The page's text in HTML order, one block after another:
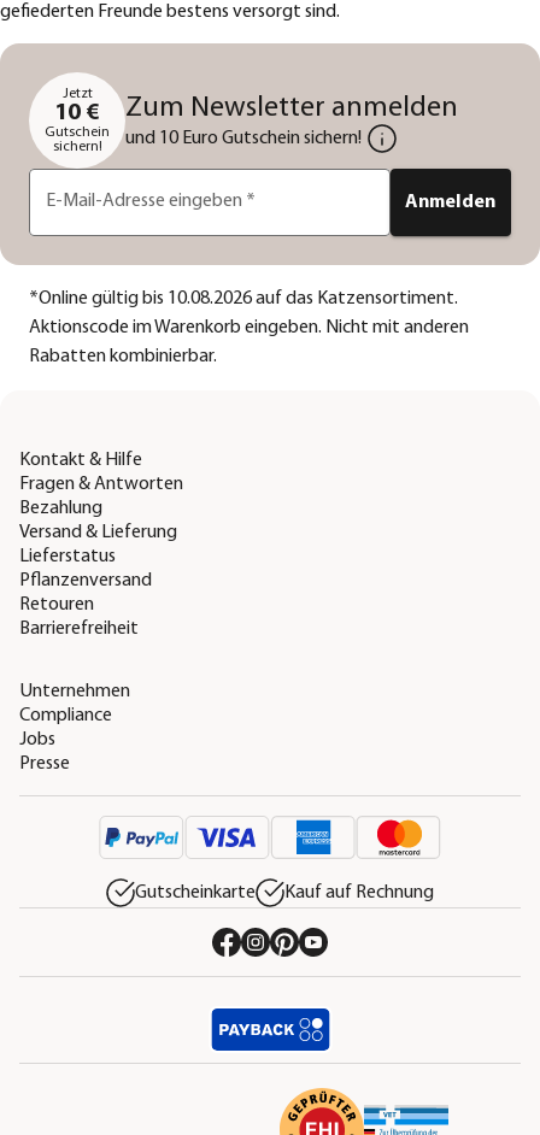
gefiederten Freunde bestens versorgt sind.
Jetzt
10 €
Gutschein
sichern!
Zum Newsletter anmelden
und 10 Euro Gutschein sichern!
E-Mail-Adresse eingeben * Anmelden
*Online gültig bis 10.08.2026 auf das Katzensortiment.
Aktionscode im Warenkorb eingeben. Nicht mit anderen
Rabatten kombinierbar.
Kontakt & Hilfe
Fragen & Antworten
Bezahlung
Versand & Lieferung
Lieferstatus
Pflanzenversand
Retouren
Barrierefreiheit
Unternehmen
Compliance
Jobs
Presse
Gutscheinkarte Kauf auf Rechnung